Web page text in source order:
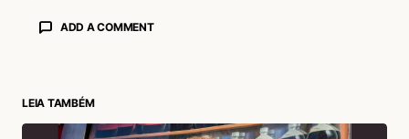
ADD A COMMENT
LEIA TAMBÉM